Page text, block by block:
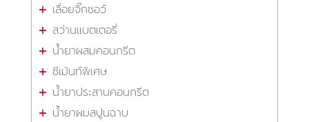
เลื่อยจิ๊กซอว์
สว่านแบตเตอรี่
น้ำยาผสมคอนกรีต
ซีเม้นท์พิเศษ
น้ำยาประสานคอนกรีต
น้ำยาผมสปูนฉาบ